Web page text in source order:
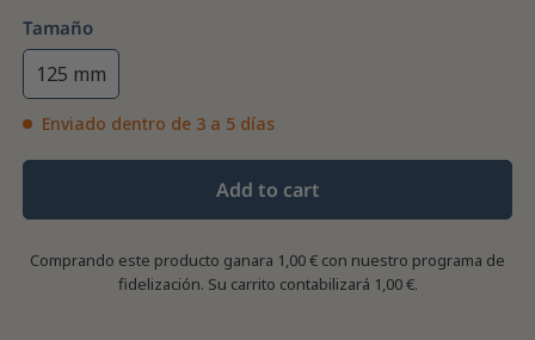
Tamaño
125 mm
Enviado dentro de 3 a 5 días
Add to cart
Comprando este producto ganara 1,00 € con nuestro programa de
fidelización. Su carrito contabilizará 1,00 €.